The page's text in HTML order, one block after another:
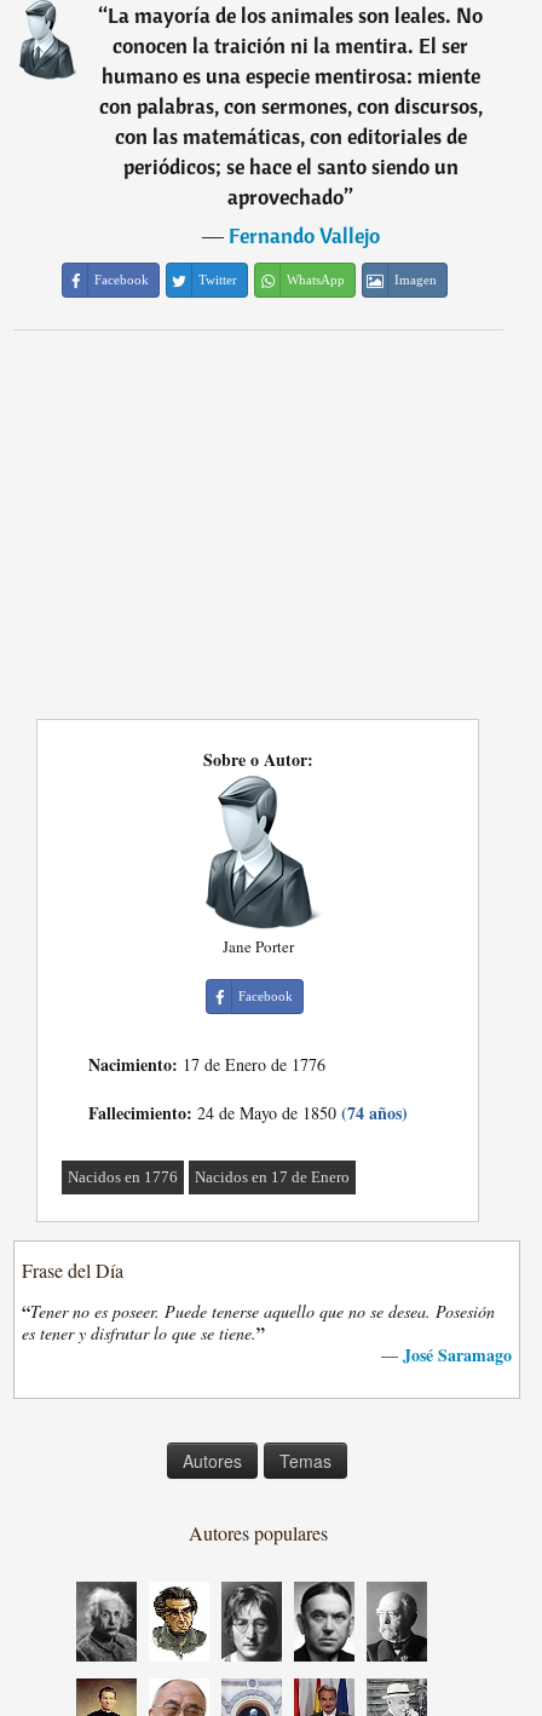
“La mayoría de los animales son leales. No
conocen la traición ni la mentira. El ser
humano es una especie mentirosa: miente
con palabras, con sermones, con discursos,
con las matemáticas, con editoriales de
periódicos; se hace el santo siendo un
aprovechado”
―Fernando Vallejo
Facebook Twitter WhatsApp Imagen
Sobre o Autor:
Jane Porter
Facebook
Nacimiento: 17 de Enero de 1776
Fallecimiento: 24 de Mayo de 1850(74 años)
Nacidos en 1776 Nacidos en 17 de Enero
Frase del Día
“Tener no es poseer. Puede tenerse aquello que no se desea. Posesión
es tener y disfrutar lo que se tiene.”
— José Saramago
Autores Temas
Autores populares